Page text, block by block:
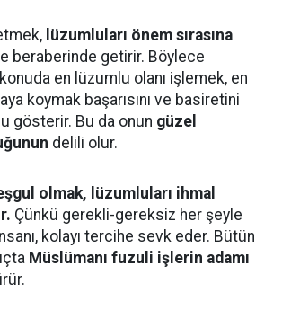
lüzumluları önem sırasına
beraberinde getirir. Böylece
en lüzumlu olanı işlemek, en
koymak başarısını ve basiretini
gösterir. Bu da onun güzel
delili olur.
olmak, lüzumluları ihmal
Çünkü gerekli-gereksiz her şeyle
kolayı tercihe sevk eder. Bütün
Müslümanı fuzuli işlerin adamı